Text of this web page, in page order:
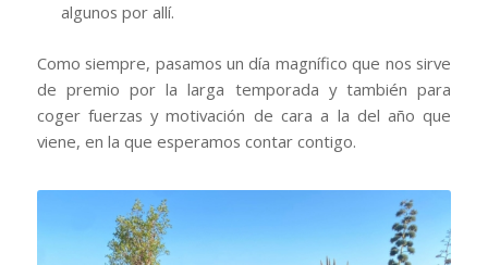
algunos por allí.
Como siempre, pasamos un día magnífico que nos sirve
de premio por la larga temporada y también para
coger fuerzas y motivación de cara a la del año que
viene, en la que esperamos contar contigo.